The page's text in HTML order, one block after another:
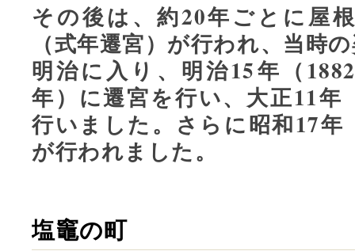
その後は、約20年ごとに屋
（式年遷宮）が行われ、当時
明治に入り、明治15年（
年）に遷宮を行い、大正11年
行いました。さらに昭和17年
が行われました。
塩竈の町